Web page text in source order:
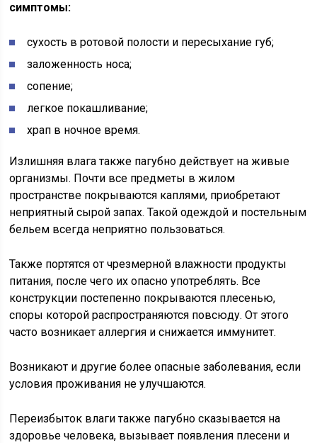
симптомы:
сухость в ротовой полости и пересыхание губ;
заложенность носа;
сопение;
легкое покашливание;
храп в ночное время.
Излишняя влага также пагубно действует на живые
организмы. Почти все предметы в жилом
пространстве покрываются каплями, приобретают
неприятный сырой запах. Такой одеждой и постельным
бельем всегда неприятно пользоваться.
Также портятся от чрезмерной влажности продукты
питания, после чего их опасно употреблять. Все
конструкции постепенно покрываются плесенью,
споры которой распространяются повсюду. От этого
часто возникает аллергия и снижается иммунитет.
Возникают и другие более опасные заболевания, если
условия проживания не улучшаются.
Переизбыток влаги также пагубно сказывается на
здоровье человека, вызывает появления плесени и